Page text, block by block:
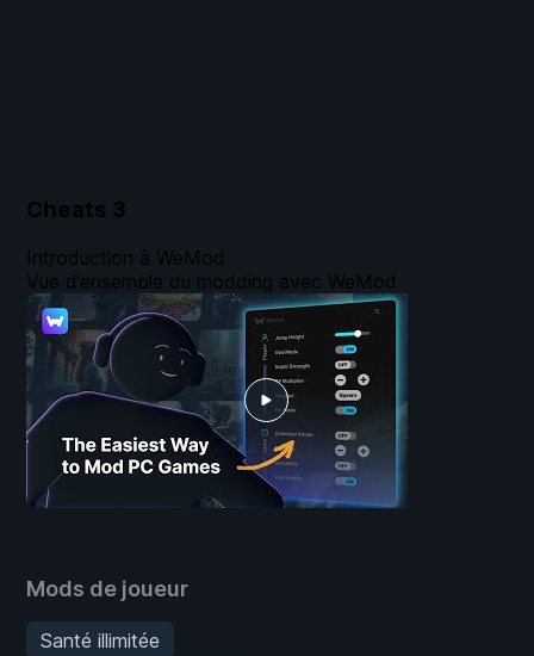
Cheats 3
Mods de joueur
Santé illimitée
Introduction à WeMod
Vue d’ensemble du modding avec WeMod